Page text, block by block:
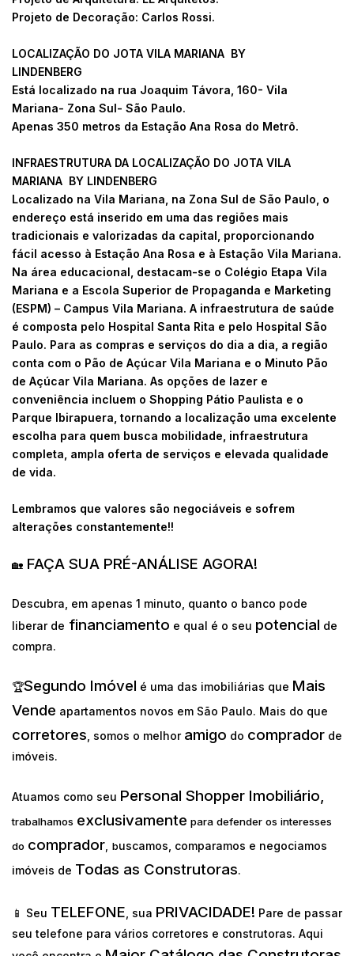
Projeto de Decoração: Carlos Rossi.
LOCALIZAÇÃO DO JOTA VILA MARIANA BY
LINDENBERG
Está localizado na rua Joaquim Távora, 160- Vila
Mariana- Zona Sul- São Paulo.
Apenas 350 metros da Estação Ana Rosa do Metrô.
INFRAESTRUTURA DA LOCALIZAÇÃO DO JOTA VILA
MARIANA BY LINDENBERG
Localizado na Vila Mariana, na Zona Sul de São Paulo, o
endereço está inserido em uma das regiões mais
tradicionais e valorizadas da capital, proporcionando
fácil acesso à Estação Ana Rosa e à Estação Vila Mariana.
Na área educacional, destacam-se o Colégio Etapa Vila
Mariana e a Escola Superior de Propaganda e Marketing
(ESPM) – Campus Vila Mariana. A infraestrutura de saúde
é composta pelo Hospital Santa Rita e pelo Hospital São
Paulo. Para as compras e serviços do dia a dia, a região
conta com o Pão de Açúcar Vila Mariana e o Minuto Pão
de Açúcar Vila Mariana. As opções de lazer e
conveniência incluem o Shopping Pátio Paulista e o
Parque Ibirapuera, tornando a localização uma excelente
escolha para quem busca mobilidade, infraestrutura
completa, ampla oferta de serviços e elevada qualidade
de vida.
Lembramos que valores são negociáveis e sofrem
alterações constantemente!!
🏡 FAÇA SUA PRÉ-ANÁLISE AGORA!
Descubra, em apenas 1 minuto, quanto o banco pode
liberar de financiamento e qual é o seu potencial de
compra.
🏆Segundo Imóvel é uma das imobiliárias que Mais
Vende apartamentos novos em São Paulo. Mais do que
corretores , somos o melhor amigo do comprador de
imóveis.
Atuamos como seu Personal Shopper Imobiliário,
trabalhamos exclusivamente para defender os interesses
do comprador, buscamos, comparamos e negociamos
imóveis de Todas as Construtoras.
📱 Seu TELEFONE , sua PRIVACIDADE! Pare de passar
seu telefone para vários corretores e construtoras. Aqui